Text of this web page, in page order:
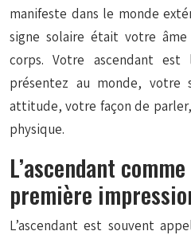
manifeste dans le monde
signe solaire était votre
corps. Votre ascendant
présentez au monde, votre
attitude, votre façon de
physique.
L’ascendant
première
L’ascendant est souvent